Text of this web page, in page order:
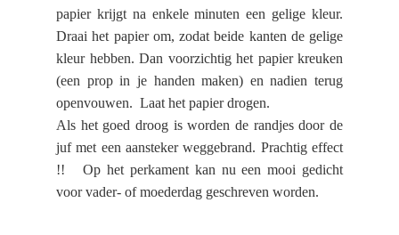
papier krijgt na enkele minuten een gelige kleur.
Draai het papier om, zodat beide kanten de gelige
kleur hebben. Dan voorzichtig het papier kreuken
(een prop in je handen maken) en nadien terug
openvouwen. Laat het papier drogen.
Als het goed droog is worden de randjes door de
juf met een aansteker weggebrand. Prachtig effect
!!
Op het perkament kan nu een mooi gedicht
voor vader- of moederdag geschreven worden.